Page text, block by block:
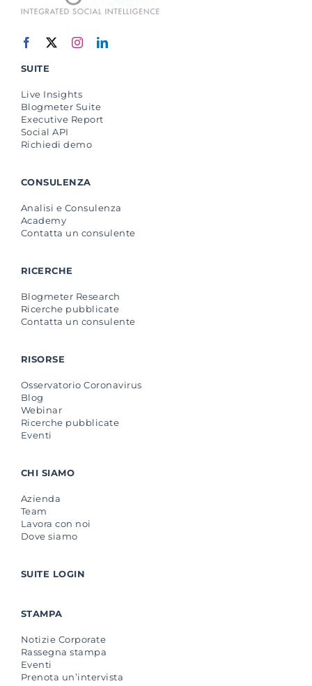
SUITE
Live Insights
Blogmeter Suite
Executive Report
Social API
Richiedi demo
CONSULENZA
Analisi e Consulenza
Academy
Contatta un consulente
RICERCHE
Blogmeter Research
Ricerche pubblicate
Contatta un consulente
RISORSE
Osservatorio Coronavirus
Blog
Webinar
Ricerche pubblicate
Eventi
CHI SIAMO
Azienda
Team
Lavora con noi
Dove siamo
SUITE LOGIN
STAMPA
Notizie Corporate
Rassegna stampa
Eventi
Prenota un’intervista